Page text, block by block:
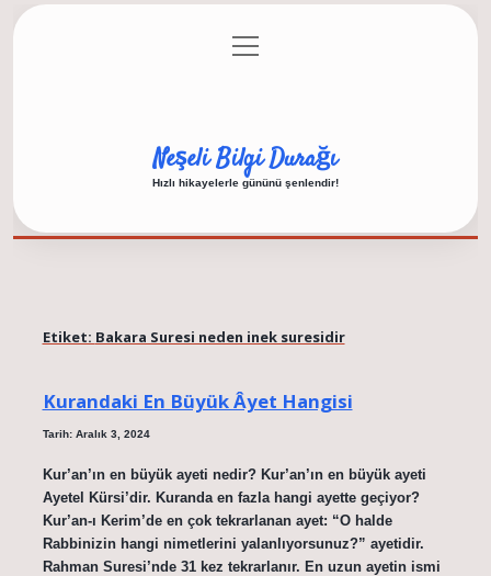
Gizlilik Politikası
menüyü
aç
Neşeli Bilgi Durağı
Hızlı hikayelerle gününü şenlendir!
Etiket: Bakara Suresi neden inek suresidir
Kurandaki En Büyük Âyet Hangisi
Tarih: Aralık 3, 2024
Kur’an’ın en büyük ayeti nedir? Kur’an’ın en büyük ayeti
Ayetel Kürsi’dir. Kuranda en fazla hangi ayette geçiyor?
Kur’an-ı Kerim’de en çok tekrarlanan ayet: “O halde
Rabbinizin hangi nimetlerini yalanlıyorsunuz?” ayetidir.
Rahman Suresi’nde 31 kez tekrarlanır. En uzun ayetin ismi